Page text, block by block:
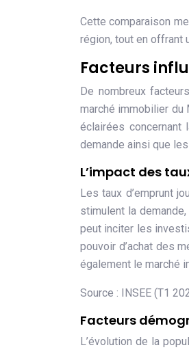
Cette comparaison
région, tout en offrant
Facteurs
De nombreux
marché immobilier du
éclairées concernant
demande ainsi que
L’impact des
Les taux d’emprunt
stimulent la
peut inciter les
pouvoir d’achat des
également le marché
Source : INSEE (T1
Facteurs
L’évolution de la